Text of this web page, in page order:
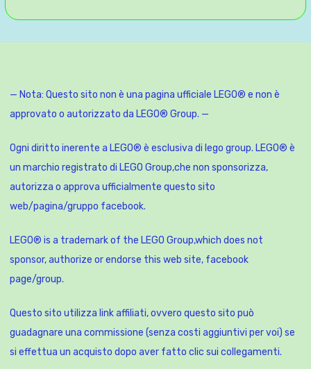
— Nota: Questo sito non è una pagina ufficiale LEGO® e non è
approvato o autorizzato da LEGO® Group. —
Ogni diritto inerente a LEGO® è esclusiva di lego group. LEGO® è
un marchio registrato di LEGO Group,che non sponsorizza,
autorizza o approva ufficialmente questo sito
web/pagina/gruppo facebook.
LEGO® is a trademark of the LEGO Group,which does not
sponsor, authorize or endorse this web site, facebook
page/group.
Questo sito utilizza link affiliati, ovvero questo sito può
guadagnare una commissione (senza costi aggiuntivi per voi) se
si effettua un acquisto dopo aver fatto clic sui collegamenti.